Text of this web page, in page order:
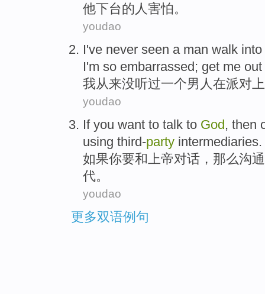
他下台的人害怕。
youdao
I've never seen a man walk
I'm so embarrassed; get me out
我从来没听过一个男人在派对
youdao
If you want to talk to God, then
using third-party intermediaries.
如果你要和 上帝对话， 那么沟通
代。
youdao
更多双语例句